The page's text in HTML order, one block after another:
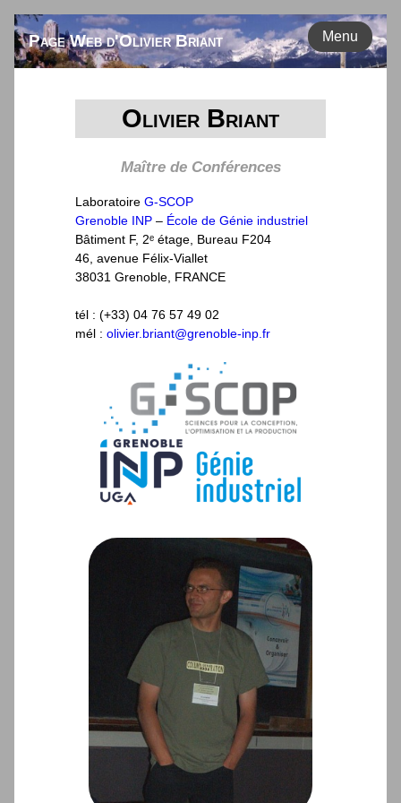
Page Web d'Olivier Briant Menu
Olivier Briant
Maître de Conférences
Laboratoire G-SCOP
Grenoble INP – École de Génie industriel
Bâtiment F, 2ᵉ étage, Bureau F204
46, avenue Félix-Viallet
38031 Grenoble, FRANCE
tél : (+33) 04 76 57 49 02
mél : olivier.briant@grenoble-inp.fr